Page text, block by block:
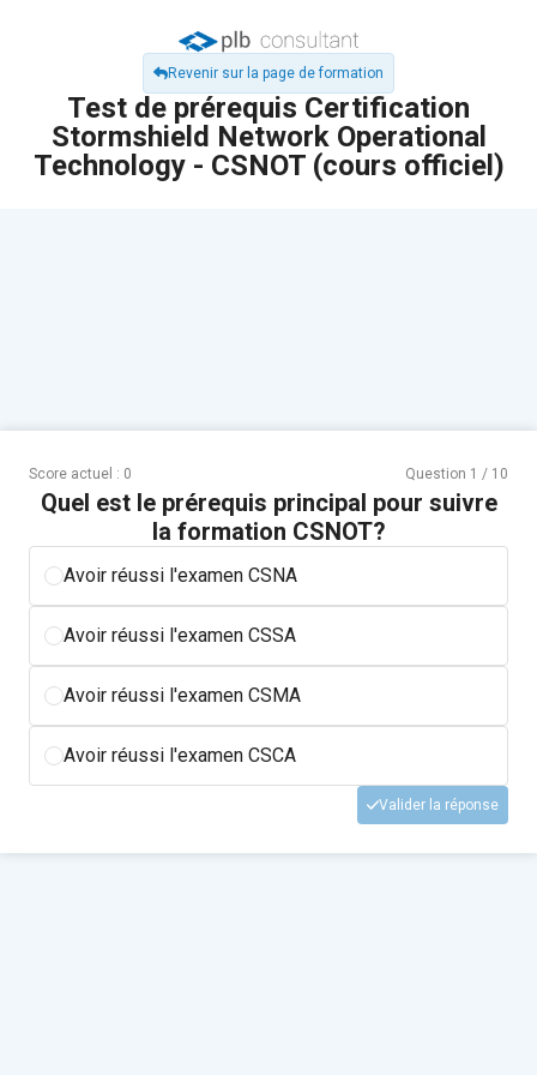
Revenir sur la page de formation
Test de prérequis Certification
Stormshield Network Operational
Technology - CSNOT (cours officiel)
Score actuel : 0 Question 1 / 10
Quel est le prérequis principal pour suivre
la formation CSNOT?
Avoir réussi l'examen CSNA
Avoir réussi l'examen CSSA
Avoir réussi l'examen CSMA
Avoir réussi l'examen CSCA
Valider la réponse